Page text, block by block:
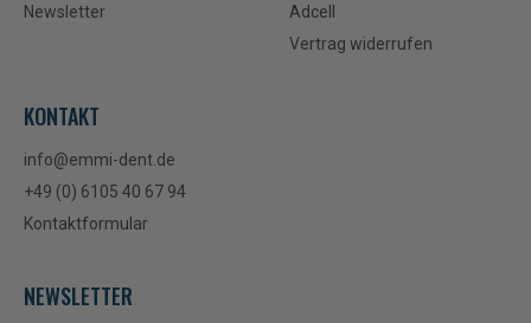
Newsletter
Adcell
Vertrag widerrufen
KONTAKT
info@emmi-dent.de
+49 (0) 6105 40 67 94
Kontaktformular
NEWSLETTER